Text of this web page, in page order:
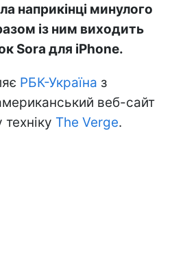
наприкінці минулого
із ним виходить
Sora для iPhone.
РБК-Україна з
веб-сайт
The Verge.